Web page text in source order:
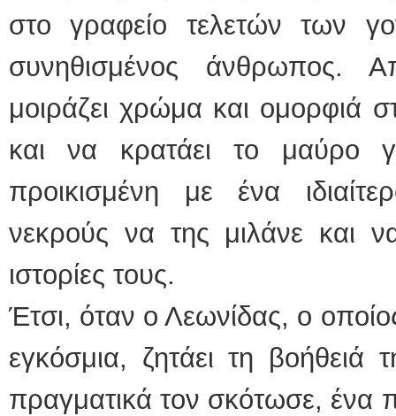
στο γραφείο τελετών των
συνηθισμένος άνθρωπος.
μοιράζει χρώμα και ομορφιά
και να κρατάει το μαύρο
προικισμένη με ένα
νεκρούς να της μιλάνε και
ιστορίες τους.
Έτσι, όταν ο Λεωνίδας, ο
εγκόσμια, ζητάει τη βοήθειά
πραγματικά τον σκότωσε, ένα